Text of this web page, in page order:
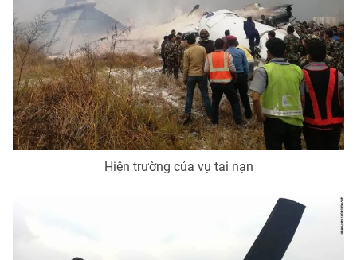
Hiện trường của vụ tai nạn